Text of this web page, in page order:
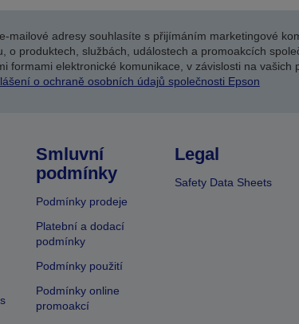
mailové adresy souhlasíte s přijímáním marketingové
o produktech, službách, událostech a promoakcích
formami elektronické komunikace, v závislosti na
o ochraně osobních údajů společnosti Epson
Smluvní
podmínky
Podmínky prodeje
Platební a dodací
podmínky
Podmínky použití
Podmínky online
promoakcí
Legal
Safety Data Sheets